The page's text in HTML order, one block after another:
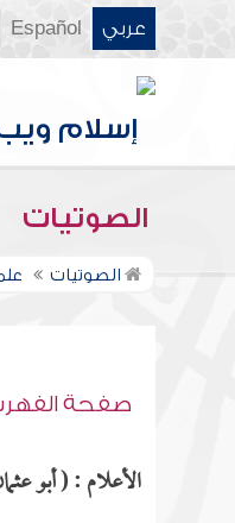
عربي Español
الصوتيات
الصوتيات
صفحة
الأعلام : ( أبو